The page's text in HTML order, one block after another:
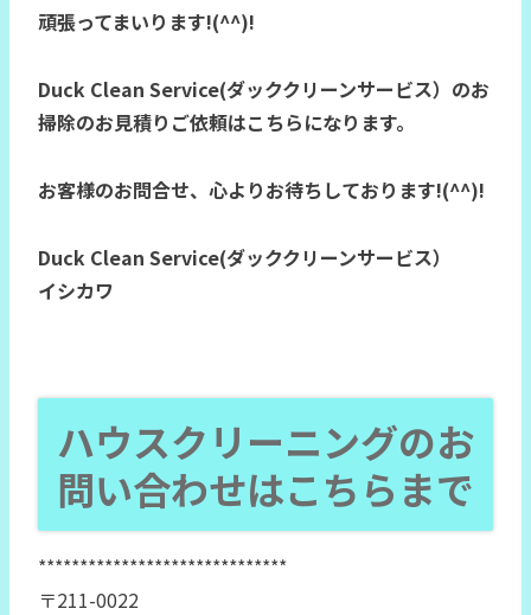
頑張ってまいります!(^^)!
Duck Clean Service(ダッククリーンサービス）のお
掃除のお見積りご依頼はこちらになります。
お客様のお問合せ、心よりお待ちしております!(^^)!
Duck Clean Service(ダッククリーンサービス）
イシカワ
ハウスクリーニングのお
問い合わせはこちらまで
******************************
〒211-0022